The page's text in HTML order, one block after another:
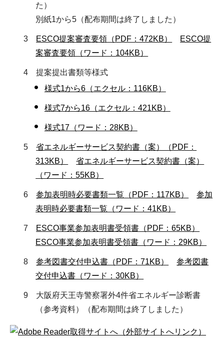
た）
別紙1から5（配布期間は終了しました）
3 ESCO提案審査要領（PDF：472KB）
ESCO提
案審査要領（ワード：104KB）
4 提案提出書類等様式
様式1から6（エクセル：116KB）
様式7から16（エクセル：421KB）
様式17（ワード：28KB）
5省エネルギーサービス契約書（案）（PDF：
313KB）
省エネルギーサービス契約書（案）
（ワード：55KB）
6参加表明時必要書類一覧（PDF：117KB）
参加
表明時必要書類一覧（ワード：41KB）
7
ESCO事業参加表明書受領書（PDF：65KB）
ESCO事業参加表明書受領書（ワード：29KB）
8参考図書交付申込書（PDF：71KB）
参考図書
交付申込書（ワード：30KB）
9 大阪府天王寺警察署外4件省エネルギー診断書
（参考資料）（配布期間は終了しました）
（外部サイトへリンク）